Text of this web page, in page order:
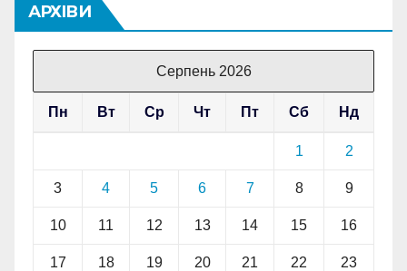
АРХІВИ
Серпень 2026
Пн Вт Ср Чт Пт Сб Нд
1 2
3 4 5 6 7 8 9
10 11 12 13 14 15 16
17 18 19 20 21 22 23